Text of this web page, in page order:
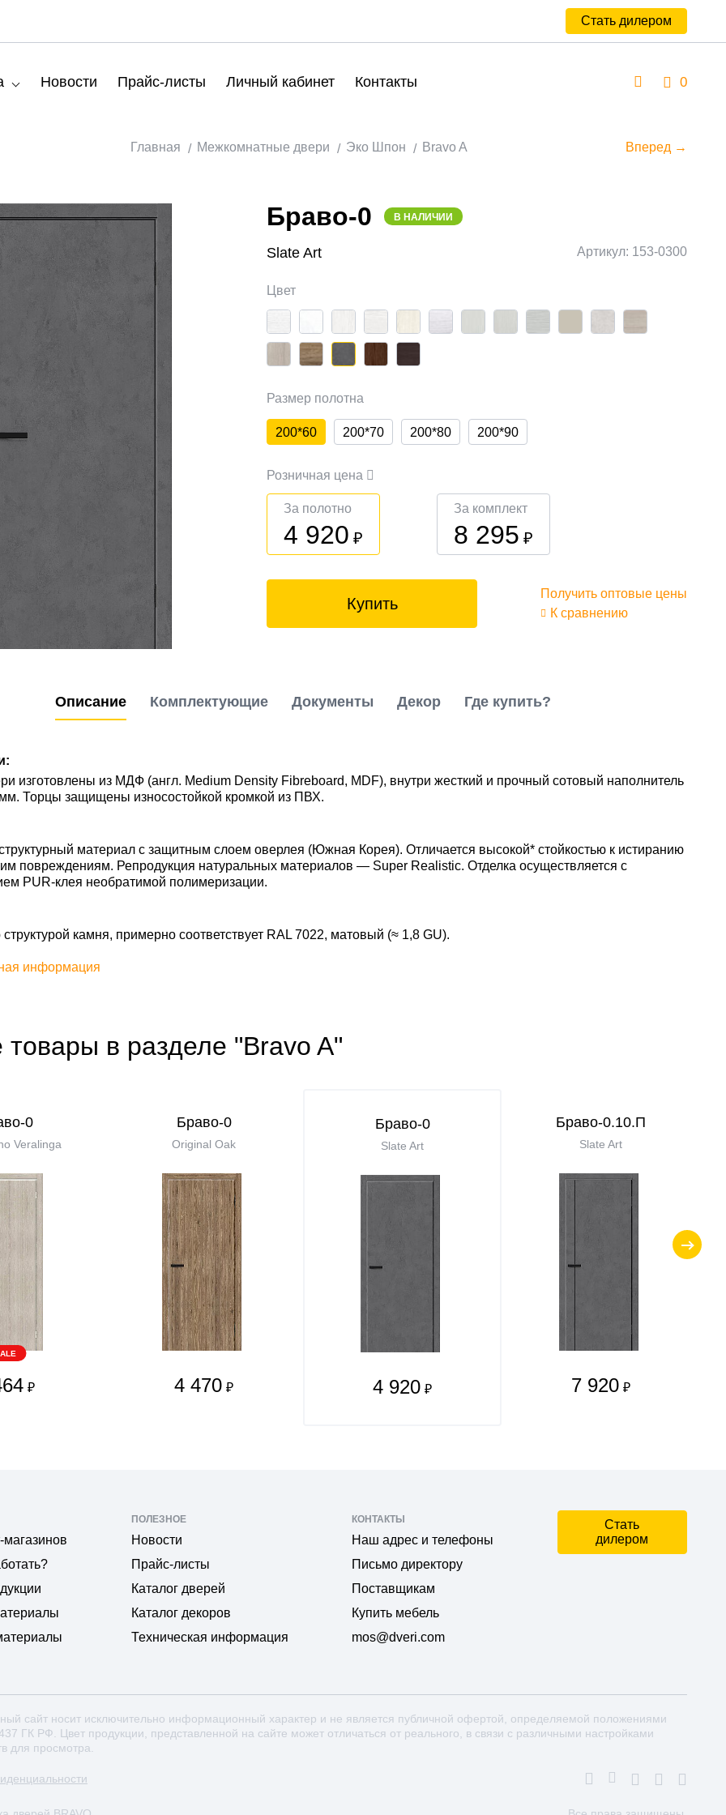
Стать дилером
Новости Прайс-листы Личный кабинет Контакты 0
Главная Межкомнатные двери Эко Шпон Bravo A Вперед →
Браво-0 В НАЛИЧИИ
Slate Art Артикул: 153-0300
Цвет
Размер полотна
200*60 200*70 200*80 200*90
Розничная цена
За полотно
4 920 ₽
За комплект
8 295 ₽
Купить
Получить оптовые цены
К сравнению
Описание Комплектующие Документы Декор Где купить?
изготовлены из МДФ (англ. Medium Density Fibreboard, MDF), внутри жесткий и прочный сотовый наполнитель
Торцы защищены износостойкой кромкой из ПВХ.
материал с защитным слоем оверлея (Южная Корея). Отличается высокой* стойкостью к истиранию
повреждениям. Репродукция натуральных материалов — Super Realistic. Отделка осуществляется с
PUR-клея необратимой полимеризации.
камня, примерно соответствует RAL 7022, матовый (≈ 1,8 GU).
информация
товары в разделе "Bravo A"
0
Veralinga
₽
Браво-0
Original Oak
4 470 ₽
Браво-0
Slate Art
4 920 ₽
Браво-0.10.П
Slate Art
7 920 ₽
магазинов
ПОЛЕЗНОЕ
Новости
Прайс-листы
Каталог дверей
Каталог декоров
Техническая информация
КОНТАКТЫ
Наш адрес и телефоны
Письмо директору
Поставщикам
Купить мебель
mos@dveri.com
Стать
дилером
сайт носит исключительно информационный характер и не является публичной офертой, определяемой положениями
ГК РФ. Цвет продукции, представленной на сайте может отличаться от реального, в связи с различными настройками
для просмотра.